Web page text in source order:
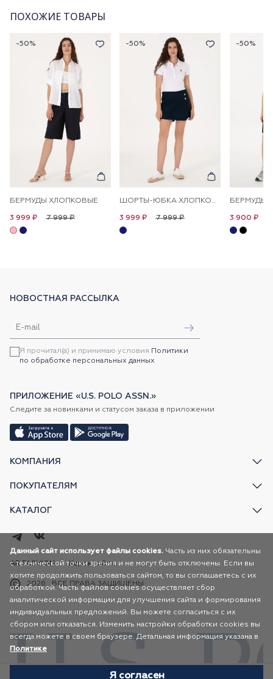
ПОХОЖИЕ ТОВАРЫ
-50%
БЕРМУДЫ ХЛОПКОВЫЕ
7 999 ₽
3 999 ₽
-50%
ШОРТЫ-ЮБКА ХЛОПКОВЫЕ
7 999 ₽
3 999 ₽
-50%
БЕРМУДЫ
3 900 ₽
КОМПАНИЯ
ПОКУПАТЕЛЯМ
КАТАЛОГ
НОВОСТНАЯ РАССЫЛКА
Я прочитал(а) и принимаю условия Политики
по обработке персональных данных
ПРИЛОЖЕНИЕ «U.S. POLO ASSN.»
Следите за новинками и статусом заказа в приложении
2026 ВСЕ ПРАВА ЗАЩИЩЕНЫ
AR FASHION Карта сайта
Данный сайт использует файлы cookies. Часть из них обязательны
с технической точки зрения и не могут быть отключены. Если вы
хотите продолжить пользоваться сайтом, то вы соглашаетесь с их
обработкой. Часть файлов cookies осуществляет сбор
аналитической информации для улучшения сайта и формирования
индивидуальных предложений. Вы можете согласиться с их
сбором или отказаться. Изменить настройки обработки cookies вы
всегда можете в своем браузере. Детальная информация указана в
Политике
Я согласен